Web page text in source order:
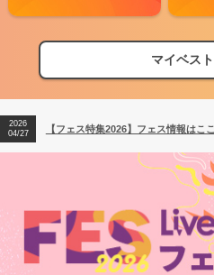
マイベス
【フェス特集2026】フェス情報はここ
【ライブ動員ランキング】2026年上
2026
04/27
【フェス特集2026】フェス情報はこ
2026
【ライブ動員ランキング】2026年上